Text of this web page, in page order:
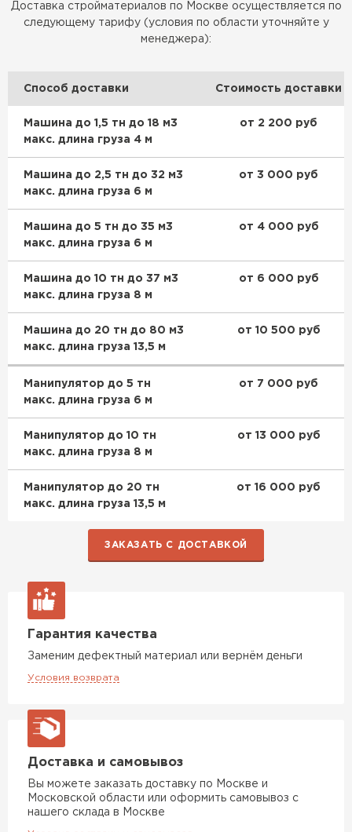
Купить кровельный материал этого производителя можно в
нашем интернет-магазине. Это позволит сделать дом полностью
соответствующим вашим представлениям, сэкономить на покупке
выполняется при помощи нашего автопарка.
Доставка стройматериалов по Москве осуществляется по
следующему тарифу (условия по области уточняйте у
менеджера):
Способ доставки Стоимость доставки
Машина до 1,5 тн до 18 м3
макс. длина груза 4 м
от 2 200 руб
Машина до 2,5 тн до 32 м3
макс. длина груза 6 м
от 3 000 руб
Машина до 5 тн до 35 м3
макс. длина груза 6 м
от 4 000 руб
Машина до 10 тн до 37 м3
макс. длина груза 8 м
от 6 000 руб
Машина до 20 тн до 80 м3
макс. длина груза 13,5 м
от 10 500 руб
Манипулятор до 5 тн
макс. длина груза 6 м
от 7 000 руб
Манипулятор до 10 тн
макс. длина груза 8 м
от 13 000 руб
Манипулятор до 20 тн
макс. длина груза 13,5 м
от 16 000 руб
ЗАКАЗАТЬ С ДОСТАВКОЙ
Гарантия качества
Заменим дефектный материал или вернём деньги
Условия возврата
Доставка и самовывоз
Вы можете заказать доставку по Москве и
Московской области или оформить самовывоз с
нашего склада в Москве
Доборные элементы для кровли